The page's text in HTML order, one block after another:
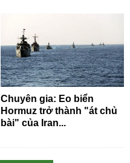
Chuyên gia: Eo biển
Hormuz trở thành "át chủ
bài" của Iran...